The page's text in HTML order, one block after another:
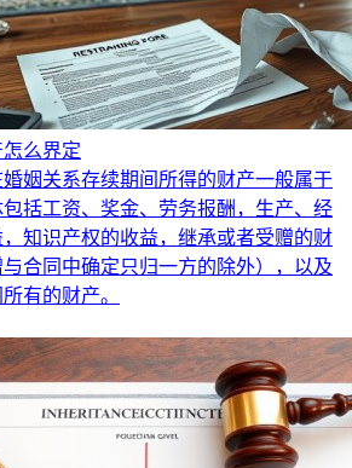
么界定
姻关系存续期间所得的财产一般属于
括工资、奖金、劳务报酬，生产、经
知识产权的收益，继承或者受赠的财
合同中确定只归一方的除外），以及
有的财产。